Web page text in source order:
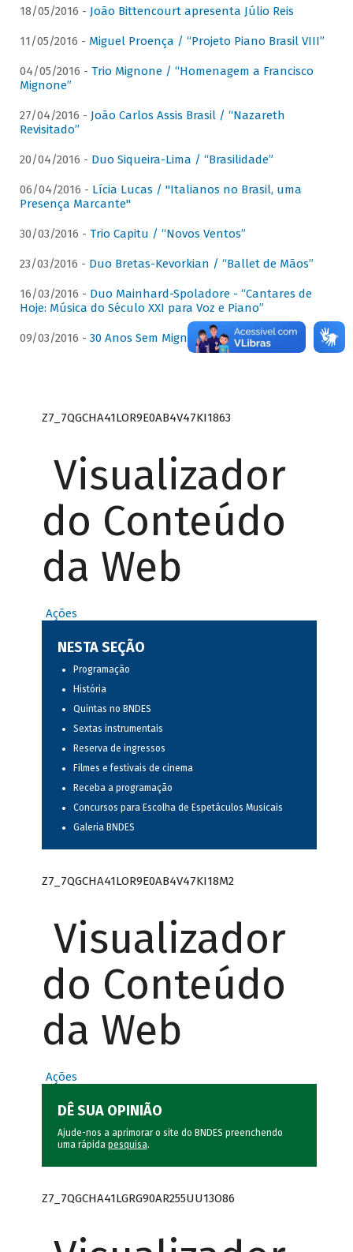
18/05/2016 - João Bittencourt apresenta Júlio Reis
11/05/2016 - Miguel Proença / “Projeto Piano Brasil VIII”
04/05/2016 - Trio Mignone / “Homenagem a Francisco
Mignone”
27/04/2016 - João Carlos Assis Brasil / “Nazareth
Revisitado”
20/04/2016 - Duo Siqueira-Lima / “Brasilidade”
06/04/2016 - Lícia Lucas / "Italianos no Brasil, uma
Presença Marcante"
30/03/2016 - Trio Capitu / “Novos Ventos”
23/03/2016 - Duo Bretas-Kevorkian / “Ballet de Mãos”
16/03/2016 - Duo Mainhard-Spoladore - “Cantares de
Hoje: Música do Século XXI para Voz e Piano”
09/03/2016 - 30 Anos Sem Mignone
Z7_7QGCHA41LOR9E0AB4V47KI1863
Visualizador
do Conteúdo
da Web
Ações
NESTA SEÇÃO
Programação
História
Quintas no BNDES
Sextas instrumentais
Reserva de ingressos
Filmes e festivais de cinema
Receba a programação
Concursos para Escolha de Espetáculos Musicais
Galeria BNDES
Z7_7QGCHA41LOR9E0AB4V47KI18M2
Visualizador
do Conteúdo
da Web
Ações
DÊ SUA OPINIÃO
Ajude-nos a aprimorar o site do BNDES preenchendo
uma rápida pesquisa.
Z7_7QGCHA41LGRG90AR255UU13O86